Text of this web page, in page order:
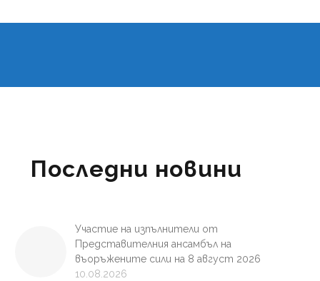
Последни новини
Участие на изпълнители от
Представителния ансамбъл на
въоръжените сили на 8 август 2026
10.08.2026